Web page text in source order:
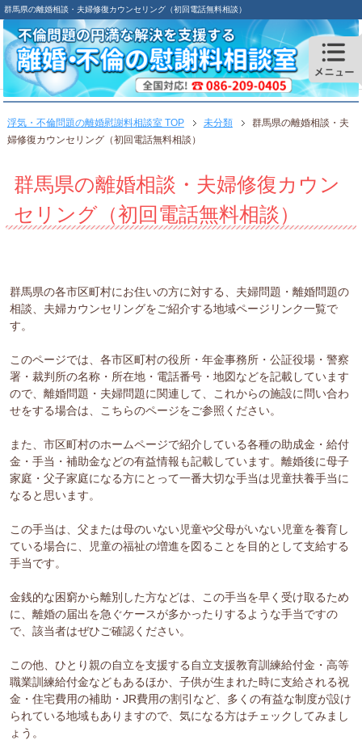
群馬県の離婚相談・夫婦修復カウンセリング（初回電話無料相談）
浮気・不倫問題の離婚慰謝料相談室 TOP 未分類
群馬県の離婚相談・夫
婦修復カウンセリング（初回電話無料相談）
群馬県の離婚相談・夫婦修復カウン
セリング（初回電話無料相談）
群馬県の各市区町村にお住いの方に対する、夫婦問題・離婚問題の
相談、夫婦カウンセリングをご紹介する地域ページリンク一覧で
す。
このページでは、各市区町村の役所・年金事務所・公証役場・警察
署・裁判所の名称・所在地・電話番号・地図などを記載しています
ので、離婚問題・夫婦問題に関連して、これからの施設に問い合わ
せをする場合は、こちらのページをご参照ください。
また、市区町村のホームページで紹介している各種の助成金・給付
金・手当・補助金などの有益情報も記載しています。離婚後に母子
家庭・父子家庭になる方にとって一番大切な手当は児童扶養手当に
なると思います。
この手当は、父または母のいない児童や父母がいない児童を養育し
ている場合に、児童の福祉の増進を図ることを目的として支給する
手当です。
金銭的な困窮から離別した方などは、この手当を早く受け取るため
に、離婚の届出を急ぐケースが多かったりするような手当ですの
で、該当者はぜひご確認ください。
この他、ひとり親の自立を支援する自立支援教育訓練給付金・高等
職業訓練給付金などもあるほか、子供が生まれた時に支給される祝
金・住宅費用の補助・JR費用の割引など、多くの有益な制度が設け
られている地域もありますので、気になる方はチェックしてみまし
ょう。